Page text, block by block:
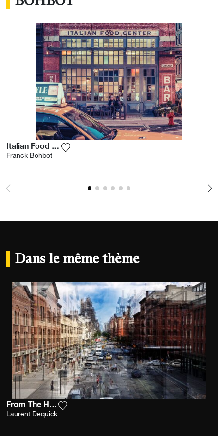
Italian Food Center Ii
Franck Bohbot
Dans le même thème
From The High Line
Laurent Dequick